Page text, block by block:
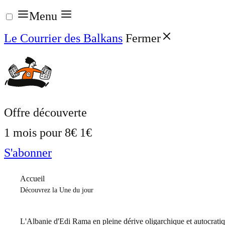
Aller
au
contenu
Menu
Le Courrier des Balkans Fermer
Offre découverte
1 mois pour 8€ 1€
S'abonner
Accueil
Découvrez la Une du jour
L'Albanie d'Edi Rama en pleine dérive oligarchique et